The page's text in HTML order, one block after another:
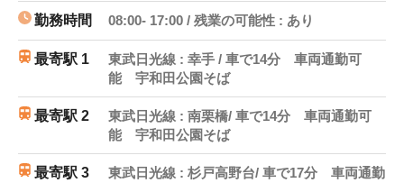
勤務時間 08:00- 17:00 / 残業の可能性 : あり
最寄駅 1
東武日光線 : 幸手 / 車で14分 車両通勤可
能 宇和田公園そば
最寄駅 2
東武日光線 : 南栗橋/ 車で14分 車両通勤可
能 宇和田公園そば
最寄駅 3
東武日光線 : 杉戸高野台/ 車で17分 車両通勤